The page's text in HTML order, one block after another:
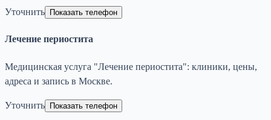
Уточнить Показать телефон
Лечение периостита
Медицинская услуга "Лечение периостита": клиники, цены,
адреса и запись в Москве.
Уточнить Показать телефон